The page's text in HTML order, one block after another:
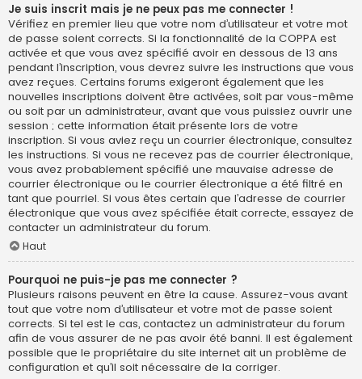
Je suis inscrit mais je ne peux pas me connecter !
Vérifiez en premier lieu que votre nom d’utilisateur et votre mot
de passe soient corrects. Si la fonctionnalité de la COPPA est
activée et que vous avez spécifié avoir en dessous de 13 ans
pendant l’inscription, vous devrez suivre les instructions que vous
avez reçues. Certains forums exigeront également que les
nouvelles inscriptions doivent être activées, soit par vous-même
ou soit par un administrateur, avant que vous puissiez ouvrir une
session ; cette information était présente lors de votre
inscription. Si vous aviez reçu un courrier électronique, consultez
les instructions. Si vous ne recevez pas de courrier électronique,
vous avez probablement spécifié une mauvaise adresse de
courrier électronique ou le courrier électronique a été filtré en
tant que pourriel. Si vous êtes certain que l’adresse de courrier
électronique que vous avez spécifiée était correcte, essayez de
contacter un administrateur du forum.
Haut
Pourquoi ne puis-je pas me connecter ?
Plusieurs raisons peuvent en être la cause. Assurez-vous avant
tout que votre nom d’utilisateur et votre mot de passe soient
corrects. Si tel est le cas, contactez un administrateur du forum
afin de vous assurer de ne pas avoir été banni. Il est également
possible que le propriétaire du site internet ait un problème de
configuration et qu’il soit nécessaire de la corriger.